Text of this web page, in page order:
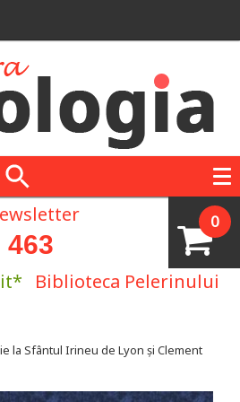
0
463
Biblioteca Pelerinului
la Sfântul Irineu de Lyon şi Clement